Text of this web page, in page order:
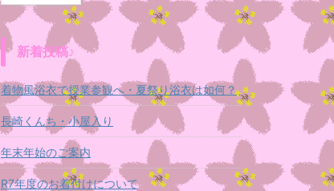
新着投稿♪
着物風浴衣で授業参観へ・夏祭り浴衣は如何？
長崎くんち・小屋入り
年末年始のご案内
R7年度のお着付けについて